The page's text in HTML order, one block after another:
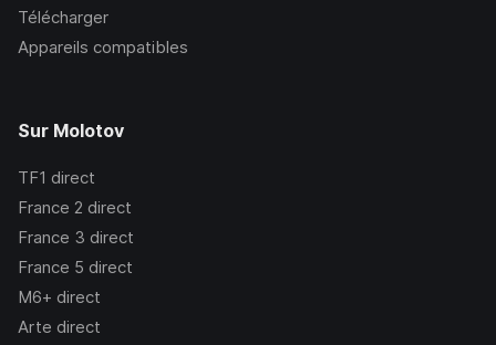
Télécharger
Appareils compatibles
Sur Molotov
TF1 direct
France 2 direct
France 3 direct
France 5 direct
M6+ direct
Arte direct